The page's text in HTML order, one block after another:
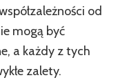
od
mogą być
a każdy z tych
zalety.